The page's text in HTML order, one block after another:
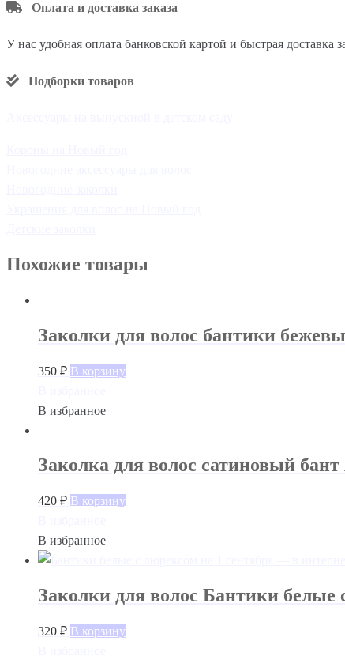
Оплата и доставка заказа
У нас удобная оплата банковской картой и быстрая
Подборки товаров
Похожие товары
Заколки для волос бантики
350 ₽ В корзину
В избранное
Заколка для волос сатиновый
420 ₽ В корзину
В избранное
Заколки для волос Бантики белые
320 ₽ В корзину